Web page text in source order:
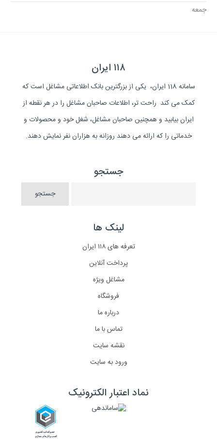
جمعه
۱۱۸ ایران
سامانه 118 ایران، یکی از بزرگترین بانک اطلاعاتی مشاغل است که
کمک می کند راحت تر، اطلاعات صاحبان مشاغل را در هر نقطه از
ایران بیابید و همچنین صاحبان مشاغل، شغل خود و محصولات و
خدماتی را که ارائه می دهند روزانه به هزاران نفر نمایش دهند.
جستجو
لینک ها
تعرفه های ۱۱۸ ایران
پرداخت آنلاین
مشاغل ویژه
فروشگاه
درباره ما
تماس با ما
نقشه سایت
ورود به سایت
نماد اعتبار الکترونیک